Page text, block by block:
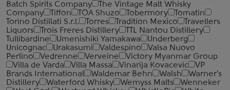
Batch Spirits Company
The Vintage Malt Whisky
Company
Tiffon TOA Shuzo Tobermory
Tomatin
Torino Distillati S.r.l.
Torres Tradition Mexico
Travellers
Liquors
Trois Freres Distillery
TTL Nantou Distillery
Tullibardine
Umenishiki Yamakawa
Underberg
Unicognac
Urakasumi Valdespino
Valsa Nuovo
Perlino
Vedrenne Verveine
Victory Myanmar Group
Villa de Varda
Villa Massa Vinarija Kovacevic
VP
Brands International
Waldemar Behn Walsh
Warner's
Distillery
Waterford Whisky Wemyss Malts
Wenneker